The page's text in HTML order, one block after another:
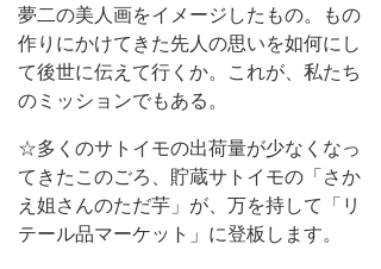
夢二の美人画をイメージしたもの。もの
作りにかけてきた先人の思いを如何にし
て後世に伝えて行くか。これが、私たち
のミッションでもある。
☆多くのサトイモの出荷量が少なくなっ
てきたこのごろ、貯蔵サトイモの「さか
え姐さんのただ芋」が、万を持して「リ
テール品マーケット」に登板します。